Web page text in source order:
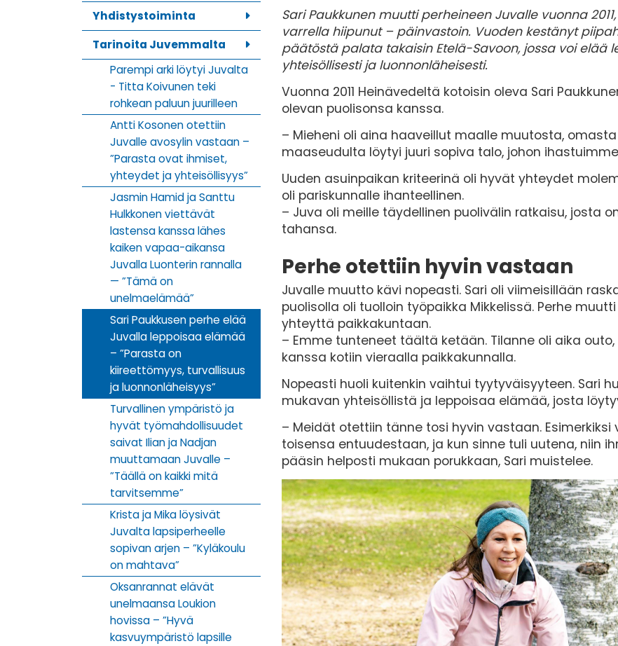
Yhdistystoiminta
Tarinoita Juvemmalta
Parempi arki löytyi Juvalta
- Titta Koivunen teki
rohkean paluun juurilleen
Antti Kosonen otettiin
Juvalle avosylin vastaan –
”Parasta ovat ihmiset,
yhteydet ja yhteisöllisyys”
Jasmin Hamid ja Santtu
Hulkkonen viettävät
lastensa kanssa lähes
kaiken vapaa-aikansa
Juvalla Luonterin rannalla
— ”Tämä on
unelmaelämää”
Sari Paukkusen perhe elää
Juvalla leppoisaa elämää
– ”Parasta on
kiireettömyys, turvallisuus
ja luonnonläheisyys”
Turvallinen ympäristö ja
hyvät työmahdollisuudet
saivat Ilian ja Nadjan
muuttamaan Juvalle –
”Täällä on kaikki mitä
tarvitsemme”
Krista ja Mika löysivät
Juvalta lapsiperheelle
sopivan arjen – ”Kyläkoulu
on mahtava”
Oksanrannat elävät
unelmaansa Loukion
hovissa – ”Hyvä
kasvuympäristö lapsille
Sari Paukkunen muutti perheineen Juvalle vuonna
varrella hiipunut – päinvastoin. Vuoden kestänyt
päätöstä palata takaisin Etelä-Savoon, jossa voi elää
yhteisöllisesti ja luonnonläheisesti.
Vuonna 2011 Heinävedeltä kotoisin oleva Sari
olevan puolisonsa kanssa.
– Mieheni oli aina haaveillut maalle muutosta,
maaseudulta löytyi juuri sopiva talo, johon
Uuden asuinpaikan kriteerinä oli hyvät yhteydet
oli pariskunnalle ihanteellinen.
– Juva oli meille täydellinen puolivälin ratkaisu, josta
tahansa.
Perhe otettiin hyvin vastaan
Juvalle muutto kävi nopeasti. Sari oli viimeisillään
puolisolla oli tuolloin työpaikka Mikkelissä. Perhe
yhteyttä paikkakuntaan.
– Emme tunteneet täältä ketään. Tilanne oli aika
kanssa kotiin vieraalla paikkakunnalla.
Nopeasti huoli kuitenkin vaihtui tyytyväisyyteen. Sari
mukavan yhteisöllistä ja leppoisaa elämää, josta
– Meidät otettiin tänne tosi hyvin vastaan.
toisensa entuudestaan, ja kun sinne tuli uutena, niin
pääsin helposti mukaan porukkaan, Sari muistelee.